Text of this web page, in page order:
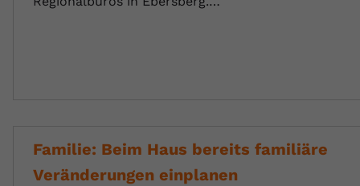
Familie: Beim Haus bereits familiäre
Veränderungen einplanen